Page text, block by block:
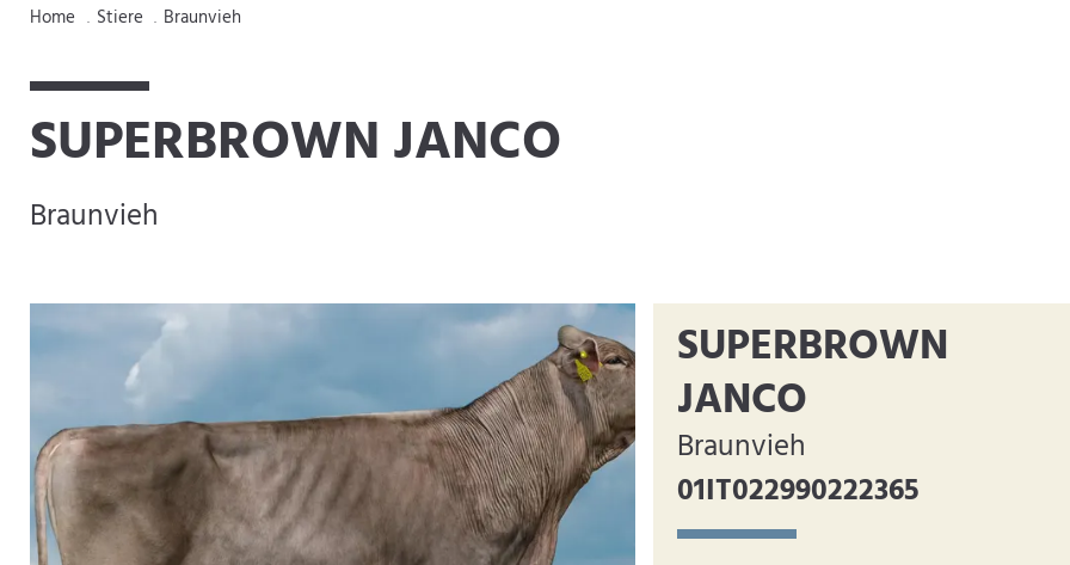
Home . Stiere . Braunvieh
SUPERBROWN JANCO
Braunvieh
SUPERBROWN
JANCO
Braunvieh
01IT022990222365